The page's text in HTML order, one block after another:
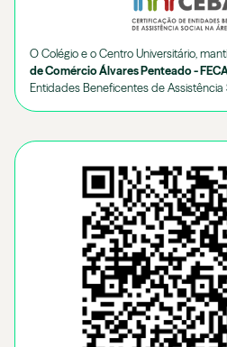
O Colégio e o Centro Universitário,
de Comércio Álvares Penteado -
Entidades Beneficentes de